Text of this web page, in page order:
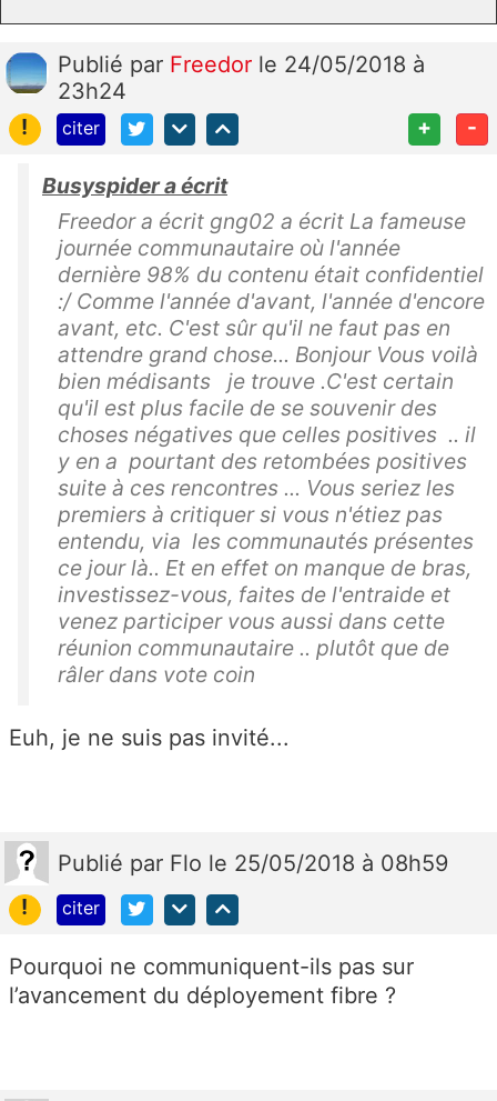
Publié par Freedor le 24/05/2018 à
23h24
!
citer + -
Busyspider a écrit
Freedor a écrit gng02 a écrit La fameuse
journée communautaire où l'année
dernière 98% du contenu était confidentiel
:/ Comme l'année d'avant, l'année d'encore
avant, etc. C'est sûr qu'il ne faut pas en
attendre grand chose... Bonjour Vous voilà
bien médisants je trouve .C'est certain
qu'il est plus facile de se souvenir des
choses négatives que celles positives .. il
y en a pourtant des retombées positives
suite à ces rencontres ... Vous seriez les
premiers à critiquer si vous n'étiez pas
entendu, via les communautés présentes
ce jour là.. Et en effet on manque de bras,
investissez-vous, faites de l'entraide et
venez participer vous aussi dans cette
réunion communautaire .. plutôt que de
râler dans vote coin
Euh, je ne suis pas invité...
Publié par Flo le 25/05/2018 à 08h59
!
citer
Pourquoi ne communiquent-ils pas sur
l’avancement du déployement fibre ?